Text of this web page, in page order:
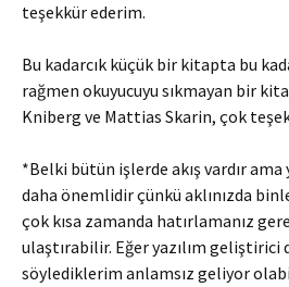
teşekkür ederim.
Bu kadarcık küçük bir kitapta bu
rağmen okuyucuyu sıkmayan bir
Kniberg ve Mattias Skarin, çok
*Belki bütün işlerde akış vardır ama
daha önemlidir çünkü aklınızda
çok kısa zamanda hatırlamanız
ulaştırabilir. Eğer yazılım geliştirici
söylediklerim anlamsız geliyor